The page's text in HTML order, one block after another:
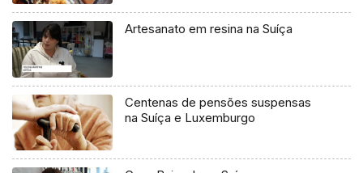
Artesanato em resina na Suíça
Centenas de pensões suspensas
na Suíça e Luxemburgo